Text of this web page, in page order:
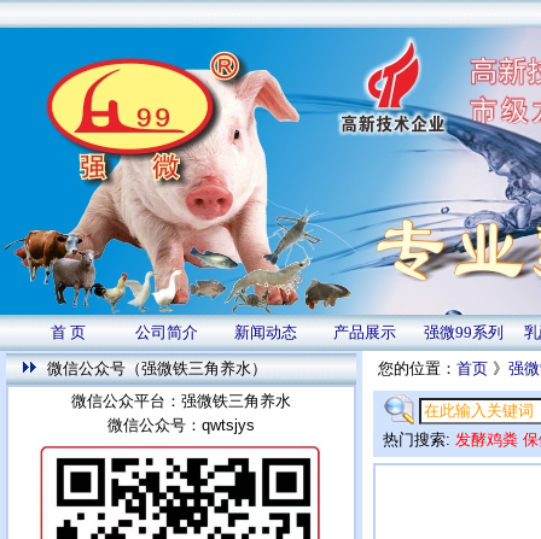
首 页 公司简介 新闻动态 产品展示 强微99系列
微信公众号（强微铁三角养水）
微信公众平台：强微铁三角养水
微信公众号：qwtsjys
您的位置： 首页 》 强
热门搜索: 发酵鸡粪